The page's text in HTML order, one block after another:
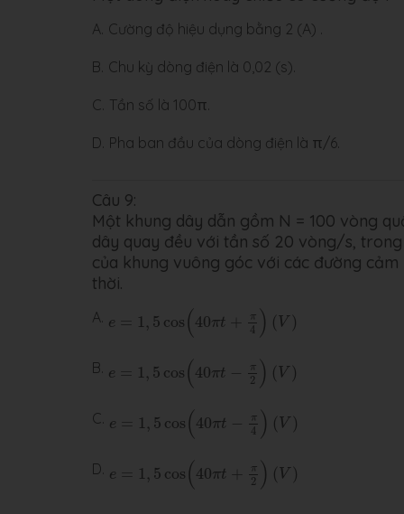
A. Cường độ hiệu dụng bằng 2 (A) .
B. Chu kỳ dòng điện là 0,02 (s).
C. Tần số là 100π.
D. Pha ban đầu của dòng điện là π/6.
Câu 9:
Một khung dây dẫn gồm N = 100 vòng
dây quay đều với tần số 20 vòng/s,
của khung vuông góc với các đường
thời.
A. e = 1, 5 cos(40πt + π
4 ) ( V )
40 V
B. e = 1, 5 cos(40πt − π
2 ) ( V )
40 V
C. e = 1, 5 cos(40πt − π
4 ) ( V )
40 V
D. e = 1, 5 cos(40πt + π
2 ) ( V )
40 V